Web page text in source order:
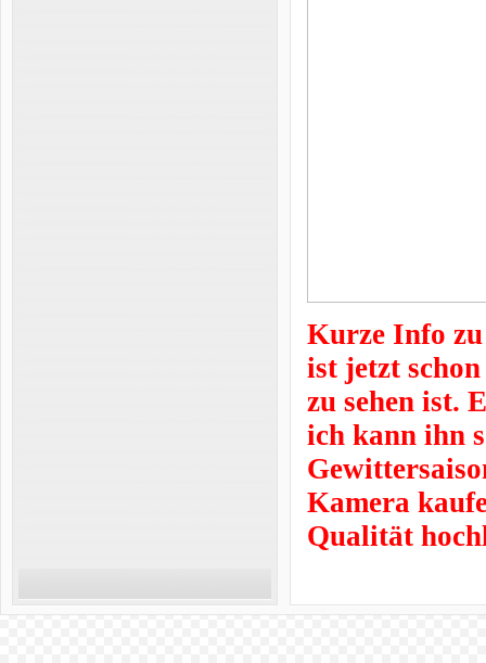
Kurze Info
ist jetzt
zu sehen ist.
ich kann ihn
Kamera
Qualität